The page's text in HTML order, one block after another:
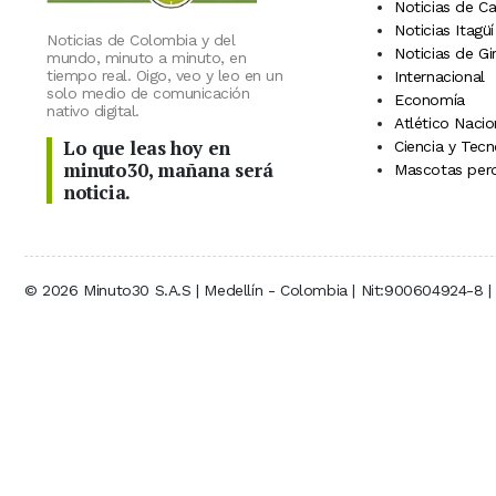
Noticias de Colombia y del
mundo, minuto a minuto, en
tiempo real. Oigo, veo y leo en un
solo medio de comunicación
nativo digital.
Lo que leas hoy en
minuto30, mañana será
noticia.
Noticias de
Noticias Itagüí
Noticias de
Internacional
Economía
Atlético
Ciencia y
Mascotas
© 2026 Minuto30 S.A.S | Medellín - Colombia | Nit:900604924-8